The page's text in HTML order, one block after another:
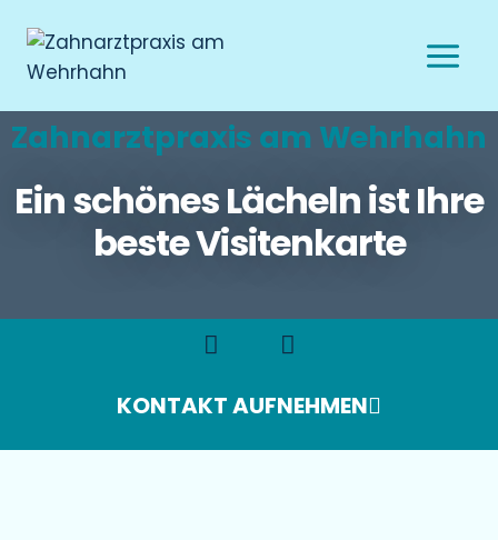
Zahnarztpraxis am Wehrhahn
Ein schönes Lächeln ist Ihre
beste Visitenkarte
KONTAKT AUFNEHMEN